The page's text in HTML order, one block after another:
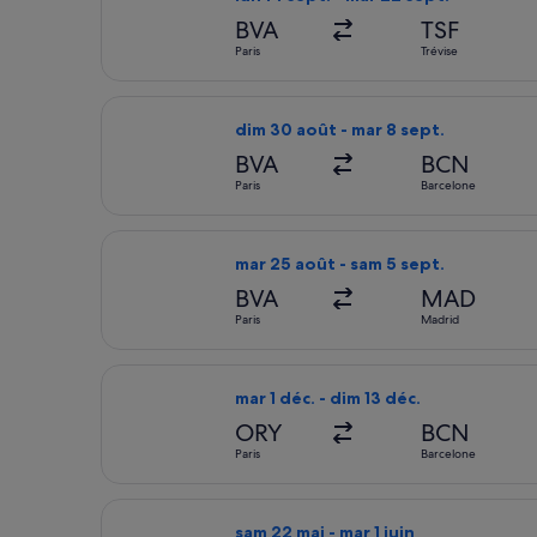
BVA
Paris
TSF
Trévise
dim 30 août - mar 8 sept.
BVA
Paris
BCN
Barcelone
mar 25 août - sam 5 sept.
BVA
Paris
MAD
Madrid
mar 1 déc. - dim 13 déc.
ORY
Paris
BCN
Barcelone
sam 22 mai - mar 1 juin